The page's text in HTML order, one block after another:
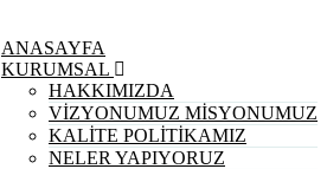
ANASAYFA
KURUMSAL
HAKKIMIZDA
VİZYONUMUZ MİSYONUMUZ
KALİTE POLİTİKAMIZ
NELER YAPIYORUZ